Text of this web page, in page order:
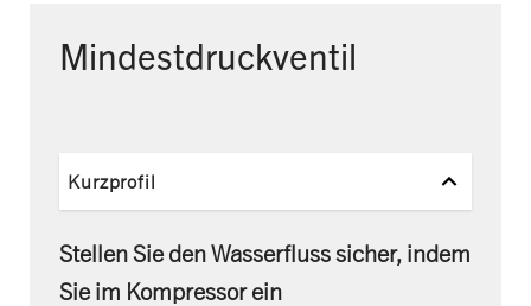
Mindestdruckventil
Kurzprofil
Stellen Sie den Wasserfluss sicher, indem
Sie im Kompressor ein